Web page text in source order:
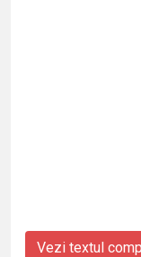
Vezi textul